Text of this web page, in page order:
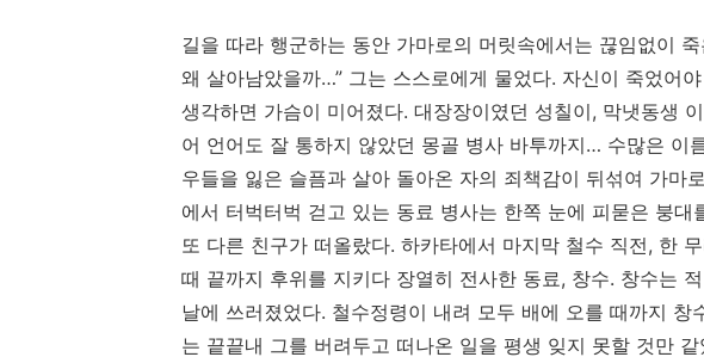
길을 따라 행군하는 동안 가마로의 머릿속에서는 끊임없이
왜 살아남았을까…” 그는 스스로에게 물었다. 자신이 죽었어
생각하면 가슴이 미어졌다. 대장장이였던 성칠이, 막냇동생
어 언어도 잘 통하지 않았던 몽골 병사 바투까지… 수많은 이
우들을 잃은 슬픔과 살아 돌아온 자의 죄책감이 뒤섞여 가마
에서 터벅터벅 걷고 있는 동료 병사는 한쪽 눈에 피묻은 붕대
또 다른 친구가 떠올랐다. 하카타에서 마지막 철수 직전, 한
때 끝까지 후위를 지키다 장열히 전사한 동료, 창수. 창수는
날에 쓰러졌었다. 철수정령이 내려 모두 배에 오를 때까지 창
는 끝끝내 그를 버려두고 떠나온 일을 평생 잊지 못할 것만 같